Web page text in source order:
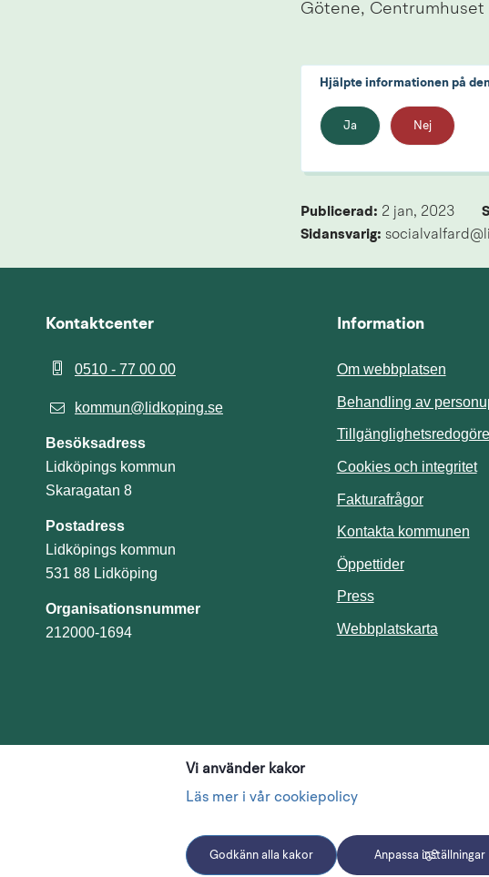
Vi använder kakor
Läs mer i vår cookiepolicy
Godkänn alla kakor Anpassa inställningar
Götene, Centrumhuset
Hjälpte informationen på
Ja Nej
Publicerad: 2 jan, 2023
Sidansvarig:
Kontaktcenter
0510 - 77 00 00
kommun@lidkoping.se
Besöksadress
Lidköpings kommun
Skaragatan 8
Postadress
Lidköpings kommun
531 88 Lidköping
Organisationsnummer
212000-1694
Information
Om webbplatsen
Behandling av
Cookies och integritet
Fakturafrågor
Kontakta kommunen
Öppettider
Press
Webbplatskarta